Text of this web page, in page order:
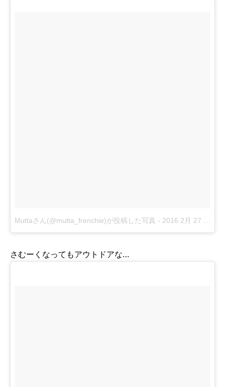
Muttaさん(@mutta_frenchie)が投稿した写真 - 2016 2月 27 2:39午後 PST
さむーくなってもアウトドアな…